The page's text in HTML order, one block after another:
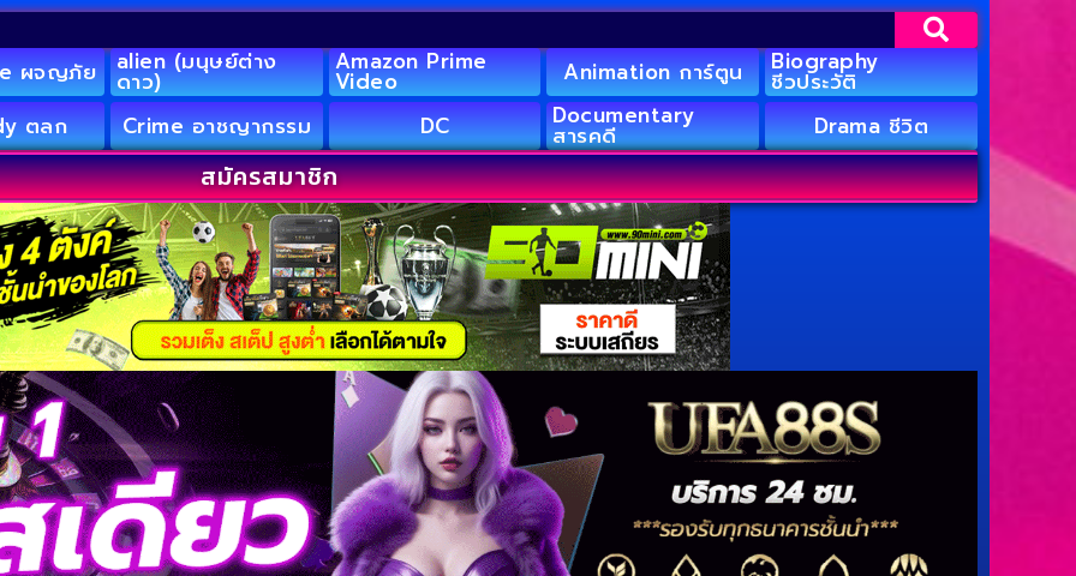
ผจญภัย alien (มนุษย์ต่าง
ดาว)
Amazon Prime
Video Animation การ์ตูน Biography
ชีวประวัติ
ตลก
Crime อาชญากรรม DC Documentary
สารคดี Drama ชีวิต
สมัครสมาชิก